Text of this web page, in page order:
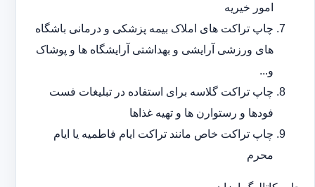
امور خیریه
چاپ تراکت های املاک بیمه پزشکی و درمانی باشگاه
های ورزشی آرایشی و بهداشتی آرایشگاه ها و پوشاک
و...
چاپ تراکت گلاسه برای استفاده در تبلیغات فست
فودها و رستوارن ها و تهیه غذاها
چاپ تراکت خاص مانند تراکت ایام فاطمیه یا ایام
محرم